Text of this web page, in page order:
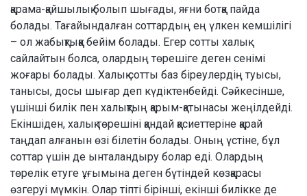
қарама-қай­шы­лық болып шығады, яғни ботқа пайда
болады. Тағайындалған соттардың ең үл­кен кемшілігі
– ол жабықтыққа бейім бола­ды. Егер сотты халық
сайлайтын болса, олар­дың төрешіге деген сенімі
жоғары бола­ды. Халық сотты баз біреулердің туы­сы,
танысы, досы шығар деп күдік­тен­бейді. Сәйкесінше,
үшінші билік пен х­а­лық­тың қарым-қатынасы жеңілдейді.
Екін­ші­ден, халық төрешіні қандай қасиеттеріне қа­рай
таңдап алғанын өзі білетін болады. Оның үстіне, бұл
соттар үшін де ын­та­ландыру болар еді. Олардың
төрелік етуге ұғы­мына деген бүтіндей көзқарасы
өзгеруі мүмкін. Олар тіпті бірінші, екінші билікке де